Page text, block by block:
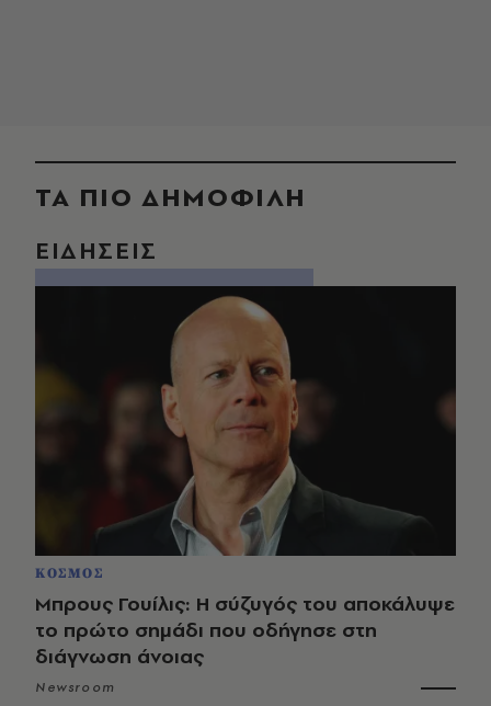
ΤΑ ΠΙΟ ΔΗΜΟΦΙΛΗ
ΕΙΔΗΣΕΙΣ
ΚΟΣΜΟΣ
Μπρους Γουίλις: Η σύζυγός του αποκάλυψε
το πρώτο σημάδι που οδήγησε στη
διάγνωση άνοιας
Newsroom